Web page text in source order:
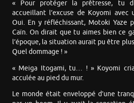
« Pour protéger la prêtresse, tu
accueillant l’excuse de Koyomi avec
Oui. En y réfléchissant, Motoki Yaze
Caïn. On dirait que tu aimes bien ce
l’époque, la situation aurait pu être
Quel dommage ! »
« Meiga Itogami, tu… ! » Koyomi
acculée au pied du mur.
Le monde était enveloppé d’une